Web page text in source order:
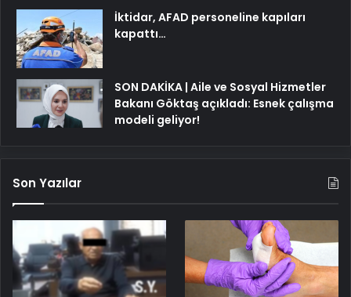
İktidar, AFAD personeline kapıları
kapattı…
SON DAKİKA | Aile ve Sosyal Hizmetler
Bakanı Göktaş açıkladı: Esnek çalışma
modeli geliyor!
Son Yazılar